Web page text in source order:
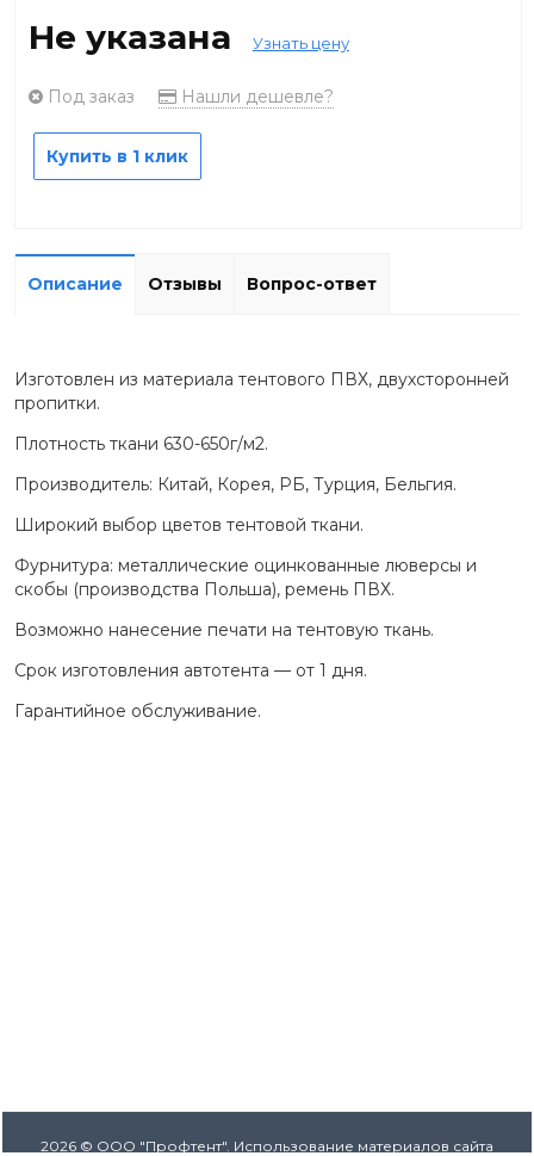
Не указана Узнать цену
Под заказ Нашли дешевле?
Купить в 1 клик
Описание Отзывы Вопрос-ответ
Изготовлен из материала тентового ПВХ, двухсторонней
пропитки.
Плотность ткани 630-650г/м2.
Производитель: Китай, Корея, РБ, Турция, Бельгия.
Широкий выбор цветов тентовой ткани.
Фурнитура: металлические оцинкованные люверсы и
скобы (производства Польша), ремень ПВХ.
Возможно нанесение печати на тентовую ткань.
Срок изготовления автотента — от 1 дня.
Гарантийное обслуживание.
2026 © ООО "Профтент". Использование материалов сайта